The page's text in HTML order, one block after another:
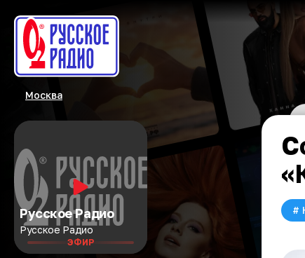
Москва
Русское Радио
Русское Радио
ЭФИР
#